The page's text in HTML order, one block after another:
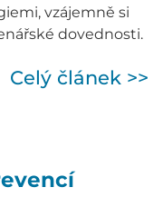
vzájemně si
dovednosti.
Celý článek >>